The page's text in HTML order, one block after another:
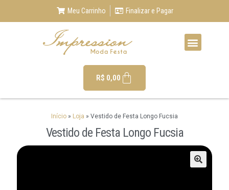
Meu Carrinho Finalizar e Pagar
R$ 0,00
Início » Loja » Vestido de Festa Longo Fucsia
Vestido de Festa Longo Fucsia